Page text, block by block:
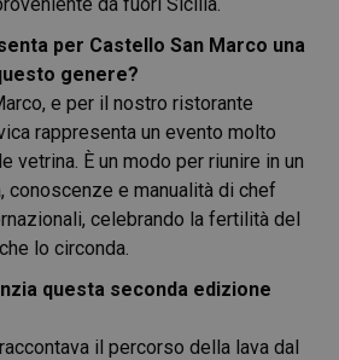
per Castello San Marco una
genere?
e per il nostro ristorante
rappresenta un evento molto
vetrina. È un modo per riunire in un
conoscenze e manualità di chef
celebrando la fertilità del
lo circonda.
questa seconda edizione
il percorso della lava dal